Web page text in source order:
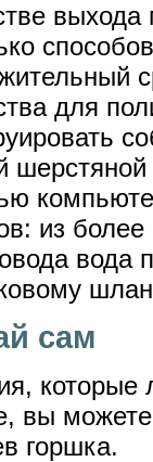
для
из
вода
сам
вы
горшка.